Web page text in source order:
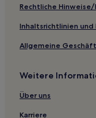
Ferienwohnungen
Familien in
Rechtliche
Inhaltsrichtlinien
Allgemeine
Weitere
Über uns
Karriere